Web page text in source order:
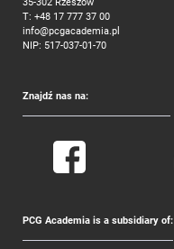
T: +48 17 777 37 00
info@pcgacademia.pl
NIP: 517-037-01-70
Znajdź nas na:
PCG Academia is a subsidiary of: